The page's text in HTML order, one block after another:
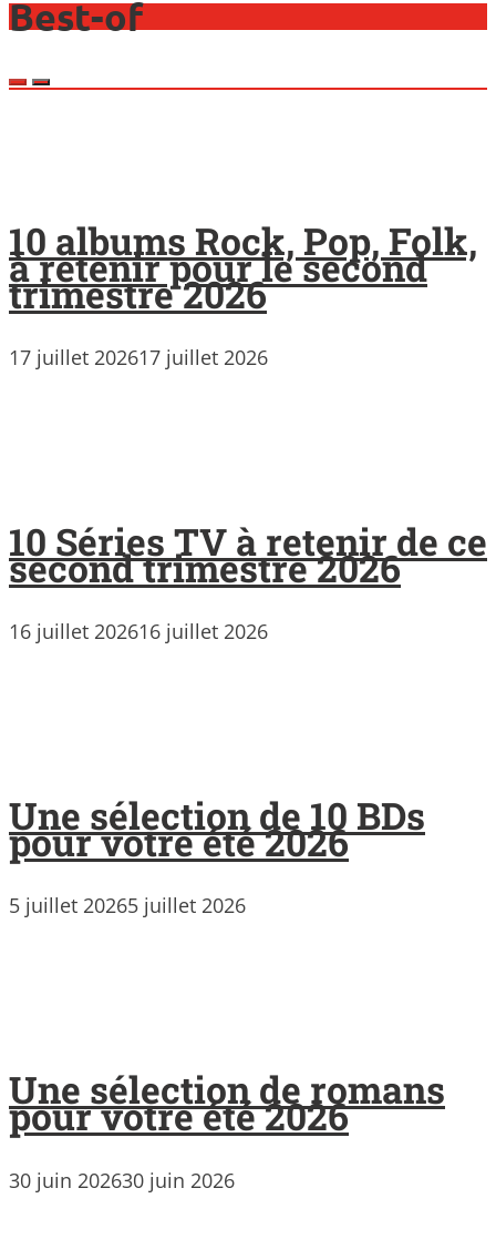
Best-of
10 albums Rock, Pop, Folk,
à retenir pour le second
trimestre 2026
17 juillet 202617 juillet 2026
10 Séries TV à retenir de ce
second trimestre 2026
16 juillet 202616 juillet 2026
Une sélection de 10 BDs
pour votre été 2026
5 juillet 20265 juillet 2026
Une sélection de romans
pour votre été 2026
30 juin 202630 juin 2026